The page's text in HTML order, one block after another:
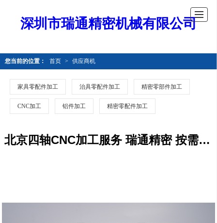
深圳市瑞通精密机械有限公司
您当前的位置： 首页 > 供应商机
家具零配件加工 治具零配件加工 精密零部件加工
CNC加工 铝件加工 精密零配件加工
北京四轴CNC加工服务 瑞通精密 按需定制